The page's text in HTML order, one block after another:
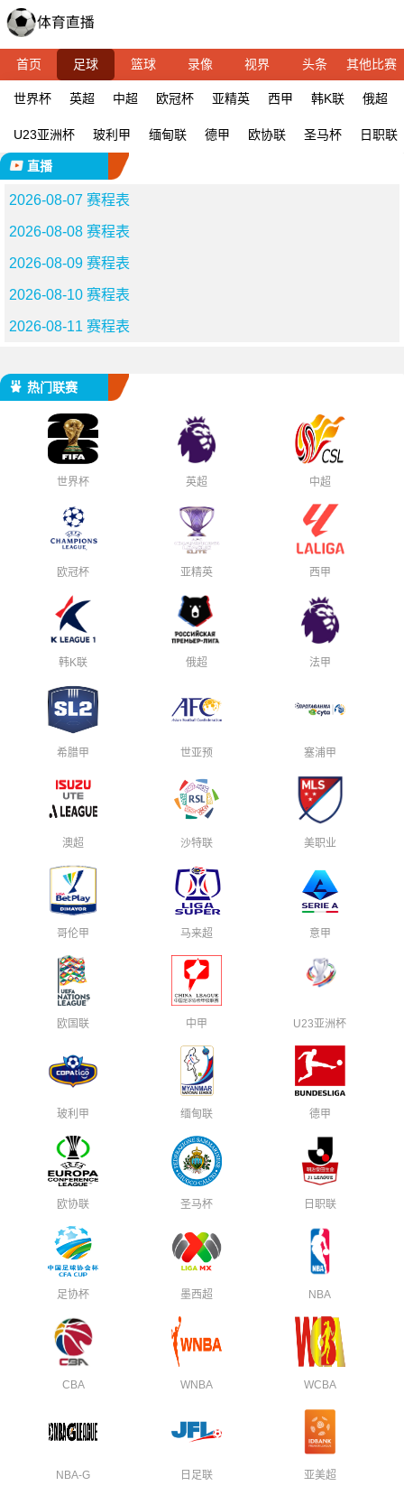
首页 足球 篮球 录像 视界 头条 其他比赛
世界杯 英超 中超 欧冠杯 亚精英 西甲 韩K联 俄超
U23亚洲杯 玻利甲 缅甸联 德甲 欧协联 圣马杯 日职联
直播
2026-08-07 赛程表
2026-08-08 赛程表
2026-08-09 赛程表
2026-08-10 赛程表
2026-08-11 赛程表
热门联赛
世界杯 英超 中超
欧冠杯 亚精英 西甲
韩K联 俄超 法甲
希腊甲 世亚预 塞浦甲
澳超 沙特联 美职业
哥伦甲 马来超 意甲
欧国联 中甲 U23亚洲杯
玻利甲 缅甸联 德甲
欧协联 圣马杯 日职联
足协杯 墨西超 NBA
CBA WNBA WCBA
NBA-G 日足联 亚美超